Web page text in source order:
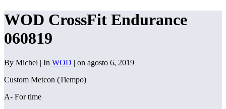
WOD CrossFit Endurance
060819
By Michel | In WOD | on agosto 6, 2019
Custom Metcon (Tiempo)
A- For time